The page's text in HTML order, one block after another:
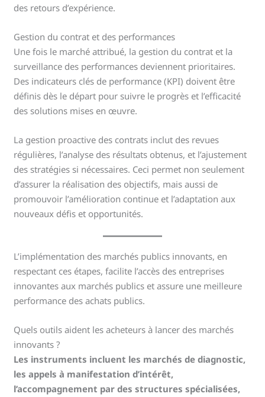
des retours d’expérience.
Gestion du contrat et des performances
Une fois le marché attribué, la gestion du contrat et la
surveillance des performances deviennent prioritaires.
Des indicateurs clés de performance (KPI) doivent être
définis dès le départ pour suivre le progrès et l’efficacité
des solutions mises en œuvre.
La gestion proactive des contrats inclut des revues
régulières, l’analyse des résultats obtenus, et l’ajustement
des stratégies si nécessaires. Ceci permet non seulement
d’assurer la réalisation des objectifs, mais aussi de
promouvoir l’amélioration continue et l’adaptation aux
nouveaux défis et opportunités.
L’implémentation des marchés publics innovants, en
respectant ces étapes, facilite l’accès des entreprises
innovantes aux marchés publics et assure une meilleure
performance des achats publics.
Quels outils aident les acheteurs à lancer des marchés
innovants ?
Les instruments incluent les marchés de diagnostic,
les appels à manifestation d’intérêt,
l’accompagnement par des structures spécialisées,